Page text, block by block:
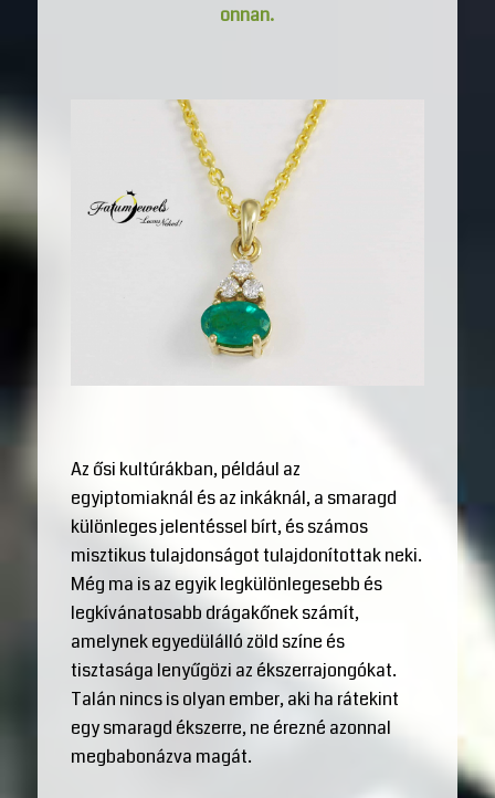
onnan.
Az ősi kultúrákban, például az
egyiptomiaknál és az inkáknál, a smaragd
különleges jelentéssel bírt, és számos
misztikus tulajdonságot tulajdonítottak neki.
Még ma is az egyik legkülönlegesebb és
legkívánatosabb drágakőnek számít,
amelynek egyedülálló zöld színe és
tisztasága lenyűgözi az ékszerrajongókat.
Talán nincs is olyan ember, aki ha rátekint
egy smaragd ékszerre, ne érezné azonnal
megbabonázva magát.